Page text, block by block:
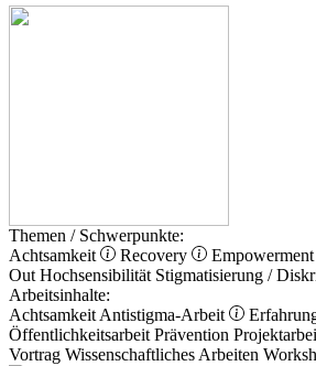
Themen / Schwerpunkte:
Achtsamkeit
Recovery Empowerment
Out Hochsensibilität Stigmatisierung /
Arbeitsinhalte:
Achtsamkeit Antistigma-Arbeit
Öffentlichkeitsarbeit Prävention
Vortrag Wissenschaftliches Arbeiten